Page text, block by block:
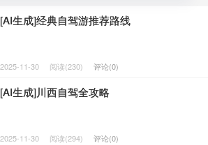
[AI生成]经典自驾游推荐路线
2025-11-30 阅读(230) 评论(0)
[AI生成]川西自驾全攻略
2025-11-30 阅读(294) 评论(0)